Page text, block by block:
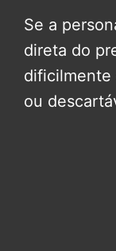
Se a
direta do
dificilmente
ou